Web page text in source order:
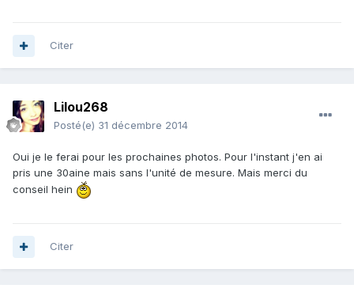
Citer
Lilou268
Posté(e) 31 décembre 2014
Oui je le ferai pour les prochaines photos. Pour l'instant j'en ai
pris une 30aine mais sans l'unité de mesure. Mais merci du
conseil hein
Citer